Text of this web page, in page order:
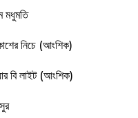
মধুমতি
নিচে (আংশিক)
বি লাইট (আংশিক)